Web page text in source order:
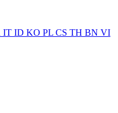
IT ID KO PL CS TH BN VI